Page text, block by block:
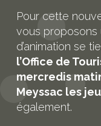
Pour cette
vous proposons
d’animation se
l’Office de
mercredis
Meyssac les
également.